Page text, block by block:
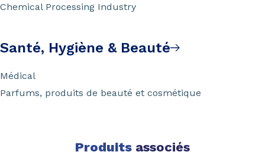
Chemical Processing Industry
Santé, Hygiène & Beauté
Médical
Parfums, produits de beauté et cosmétique
Produits associés